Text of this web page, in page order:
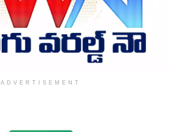
ADVERTISEMENT